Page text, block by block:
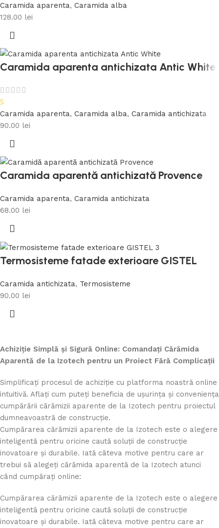
Caramida aparenta, Caramida alba
128.00 lei
Caramida aparenta antichizata Antic White
5
Caramida aparenta, Caramida alba, Caramida antichizata
90.00 lei
Caramida aparentă antichizată Provence
Caramida aparenta, Caramida antichizata
68.00 lei
Termosisteme fatade exterioare GISTEL
Caramida antichizata, Termosisteme
90.00 lei
Achiziție Simplă și Sigură Online: Comandați Cărămida
Aparentă de la Izotech pentru un Proiect Fără Complicații
Simplificați procesul de achiziție cu platforma noastră online
intuitivă. Aflați cum puteți beneficia de ușurința și conveniența
cumpărării cărămizii aparente de la Izotech pentru proiectul
dumneavoastră de construcție.
Cumpărarea cărămizii aparente de la Izotech este o alegere
inteligentă pentru oricine caută soluții de construcție
inovatoare și durabile. Iată câteva motive pentru care ar
trebui să alegeți cărămida aparentă de la Izotech atunci
când cumpărați online:
Cumpărarea cărămizii aparente de la Izotech este o alegere
inteligentă pentru oricine caută soluții de construcție
inovatoare și durabile. Iată câteva motive pentru care ar